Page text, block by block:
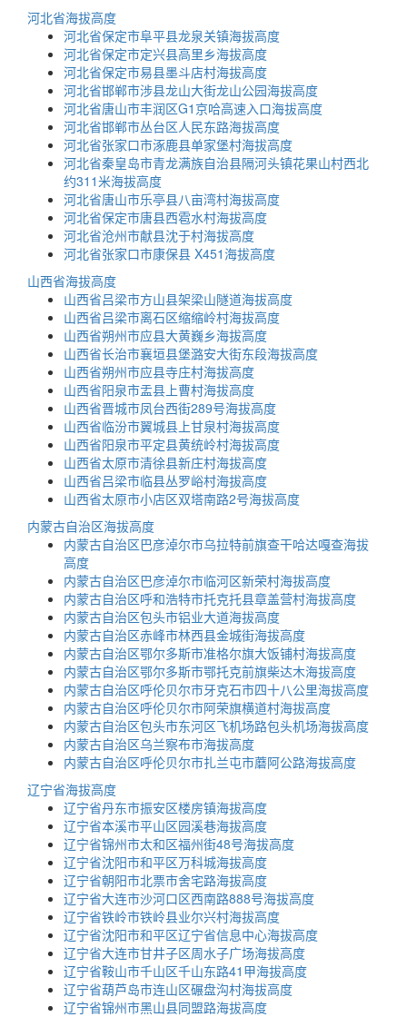
河北省海拔高度
河北省保定市阜平县龙泉关镇海拔高度
河北省保定市定兴县高里乡海拔高度
河北省保定市易县墨斗店村海拔高度
河北省邯郸市涉县龙山大街龙山公园海拔高度
河北省唐山市丰润区G1京哈高速入口海拔高度
河北省邯郸市丛台区人民东路海拔高度
河北省张家口市涿鹿县单家堡村海拔高度
河北省秦皇岛市青龙满族自治县隔河头镇花果山村西北
约311米海拔高度
河北省唐山市乐亭县八亩湾村海拔高度
河北省保定市唐县西雹水村海拔高度
河北省沧州市献县沈于村海拔高度
河北省张家口市康保县 X451海拔高度
山西省海拔高度
山西省吕梁市方山县架梁山隧道海拔高度
山西省吕梁市离石区缩缩岭村海拔高度
山西省朔州市应县大黄巍乡海拔高度
山西省长治市襄垣县堡潞安大街东段海拔高度
山西省朔州市应县寺庄村海拔高度
山西省阳泉市盂县上曹村海拔高度
山西省晋城市凤台西街289号海拔高度
山西省临汾市翼城县上甘泉村海拔高度
山西省阳泉市平定县黄统岭村海拔高度
山西省太原市清徐县新庄村海拔高度
山西省吕梁市临县丛罗峪村海拔高度
山西省太原市小店区双塔南路2号海拔高度
内蒙古自治区海拔高度
内蒙古自治区巴彦淖尔市乌拉特前旗查干哈达嘎查海拔
高度
内蒙古自治区巴彦淖尔市临河区新荣村海拔高度
内蒙古自治区呼和浩特市托克托县章盖营村海拔高度
内蒙古自治区包头市铝业大道海拔高度
内蒙古自治区赤峰市林西县金城街海拔高度
内蒙古自治区鄂尔多斯市准格尔旗大饭铺村海拔高度
内蒙古自治区鄂尔多斯市鄂托克前旗柴达木海拔高度
内蒙古自治区呼伦贝尔市牙克石市四十八公里海拔高度
内蒙古自治区呼伦贝尔市阿荣旗横道村海拔高度
内蒙古自治区包头市东河区飞机场路包头机场海拔高度
内蒙古自治区乌兰察布市海拔高度
内蒙古自治区呼伦贝尔市扎兰屯市蘑阿公路海拔高度
辽宁省海拔高度
辽宁省丹东市振安区楼房镇海拔高度
辽宁省本溪市平山区园溪巷海拔高度
辽宁省锦州市太和区福州街48号海拔高度
辽宁省沈阳市和平区万科城海拔高度
辽宁省朝阳市北票市舍宅路海拔高度
辽宁省大连市沙河口区西南路888号海拔高度
辽宁省铁岭市铁岭县业尔兴村海拔高度
辽宁省沈阳市和平区辽宁省信息中心海拔高度
辽宁省大连市甘井子区周水子广场海拔高度
辽宁省鞍山市千山区千山东路41甲海拔高度
辽宁省葫芦岛市连山区碾盘沟村海拔高度
辽宁省锦州市黑山县同盟路海拔高度